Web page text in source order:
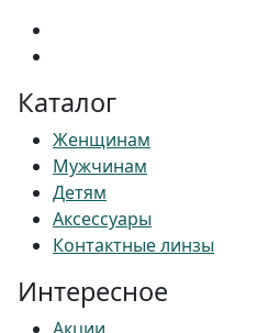
Каталог
Женщинам
Мужчинам
Детям
Аксессуары
Контактные линзы
Интересное